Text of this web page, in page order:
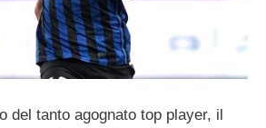
del tanto agognato top player, il